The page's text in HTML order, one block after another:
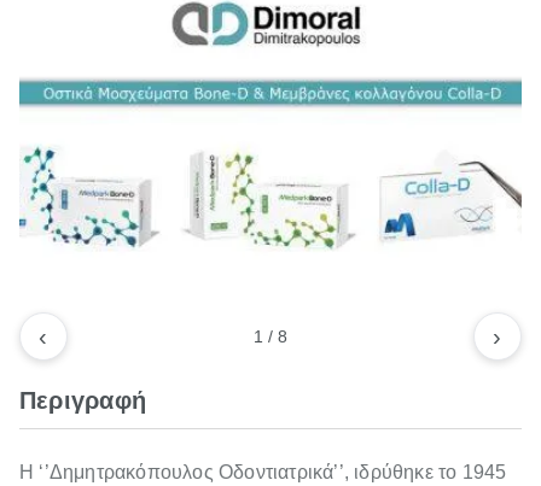
‹ 1 /8 ›
Περιγραφή
Η ‘’Δημητρακόπουλος Οδοντιατρικά’’, ιδρύθηκε το 1945